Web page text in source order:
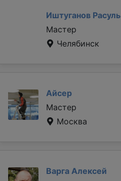
Иштуганов Расуль
Мастер
Челябинск
Айсер
Мастер
Москва
Варга Алексей